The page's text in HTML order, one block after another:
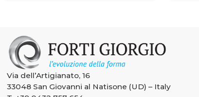
Via dell’Artigianato, 16
33048 San Giovanni al Natisone (UD) – Italy